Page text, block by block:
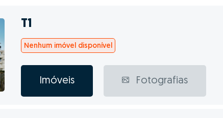
T1
Nenhum imóvel disponível
Imóveis Fotografias